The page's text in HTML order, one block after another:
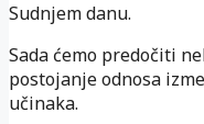
Sudnjem danu.
Sada ćemo predočiti
postojanje odnosa
učinaka.